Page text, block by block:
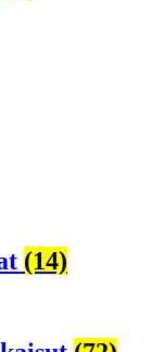
(14)